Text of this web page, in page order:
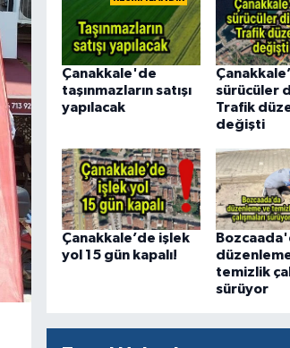
Çanakkale'de
taşınmazların satışı
yapılacak
sürücüler
Trafik
değişti
Çanakkale’de işlek
yol 15 gün kapalı!
temizlik
sürüyor